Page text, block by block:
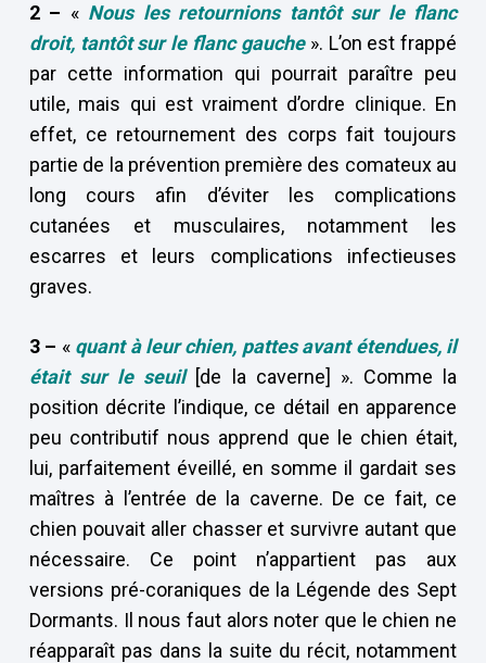
2 – « Nous les retournions tantôt sur le flanc
droit, tantôt sur le flanc gauche». L’on est frappé
par cette information qui pourrait paraître peu
utile, mais qui est vraiment d’ordre clinique. En
effet, ce retournement des corps fait toujours
partie de la prévention première des comateux au
long cours afin d’éviter les complications
cutanées et musculaires, notamment les
escarres et leurs complications infectieuses
graves.
3 – « quant à leur chien, pattes avant étendues, il
était sur le seuil [de la caverne] ». Comme la
position décrite l’indique, ce détail en apparence
peu contributif nous apprend que le chien était,
lui, parfaitement éveillé, en somme il gardait ses
maîtres à l’entrée de la caverne. De ce fait, ce
chien pouvait aller chasser et survivre autant que
nécessaire. Ce point n’appartient pas aux
versions pré-coraniques de la Légende des Sept
Dormants. Il nous faut alors noter que le chien ne
réapparaît pas dans la suite du récit, notamment